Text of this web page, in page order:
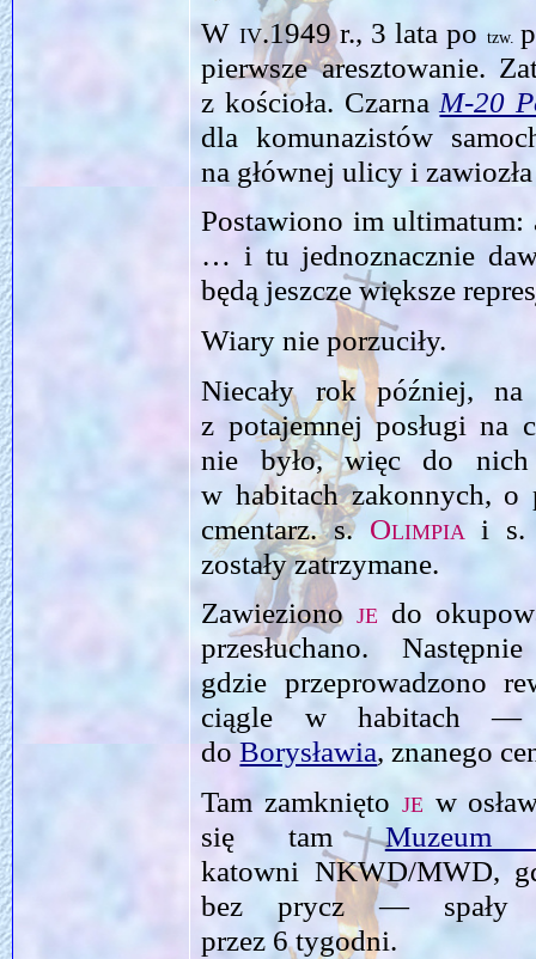
W iv.1949r., 3 lata po tzw.
pierwsze aresztowanie.
z kościoła. Czarna M‑20
dla komunazistów
na głów­nej ulicy i
Postawiono im ultimatum:
… i tu jednoznacznie
będą jeszcze większe
Wiary nie porzuciły.
Niecały rok później,
z potajemnej posługi na
nie było, więc do
w habitach zakonnych,
cmentarz. s. Olimpia i
zostały zatrzymane.
Zawiezionoje do
przesłuchano.
gdzie przeprowadzono
ciągle w habitach —
doBorysławia, znanego
Tam zamknięto je w
się tamMuzeum
katowni NKWD/MWD,
bez prycz — spały
przez 6 tygodni.